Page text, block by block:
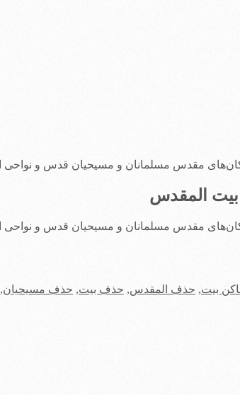
مقدس مسلمانان و مسیحیان قدس و
المقدس
مقدس مسلمانان و مسیحیان قدس و
بیت, حذف المقدس, حذف بیت, حذف مسیحیان,